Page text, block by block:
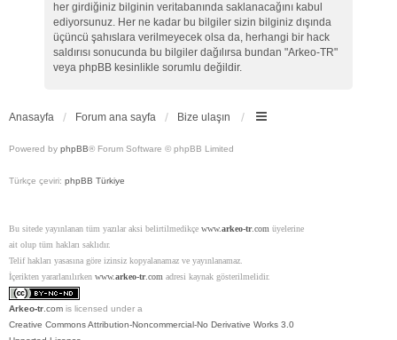
her girdiğiniz bilginin veritabanında saklanacağını kabul
ediyorsunuz. Her ne kadar bu bilgiler sizin bilginiz dışında
üçüncü şahıslara verilmeyecek olsa da, herhangi bir hack
saldırısı sonucunda bu bilgiler dağılırsa bundan "Arkeo-TR"
veya phpBB kesinlikle sorumlu değildir.
Anasayfa Forum ana sayfa Bize ulaşın
Powered by phpBB® Forum Software © phpBB Limited
Türkçe çeviri: phpBB Türkiye
Bu sitede yayınlanan tüm yazılar aksi belirtilmedikçe www.arkeo-tr.com üyelerine
ait olup tüm hakları saklıdır.
Telif hakları yasasına göre izinsiz kopyalanamaz ve yayınlanamaz.
İçerikten yararlanılırken www.arkeo-tr.com adresi kaynak gösterilmelidir.
Arkeo-tr .com is licensed under a
Creative Commons Attribution-Noncommercial-No Derivative Works 3.0